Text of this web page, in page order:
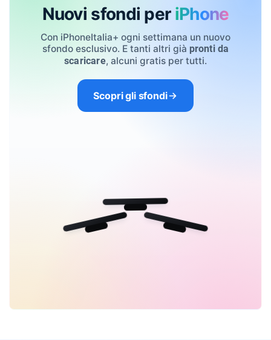
Nuovi sfondi per iPhone
Con iPhoneItalia+ ogni settimana un nuovo
sfondo esclusivo. E tanti altri già pronti da
scaricare, alcuni gratis per tutti.
Scopri gli sfondi